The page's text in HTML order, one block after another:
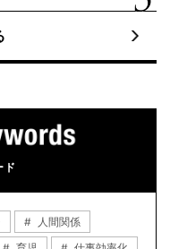
ド
人間関係